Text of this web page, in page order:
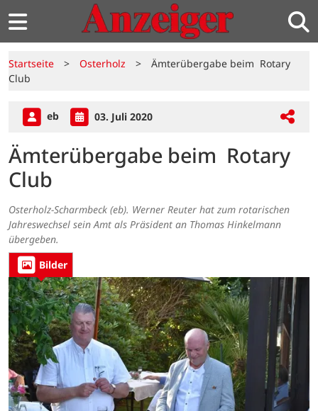
Startseite > Osterholz >
Ämterübergabe beim Rotary
Club
eb 03. Juli 2020
Ämterübergabe beim Rotary
Club
Osterholz-Scharmbeck (eb). Werner Reuter hat zum rotarischen
Jahreswechsel sein Amt als Präsident an Thomas Hinkelmann
übergeben.
Bilder